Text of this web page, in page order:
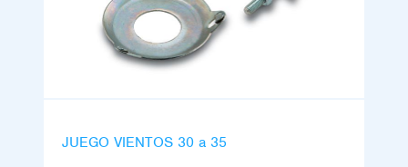
JUEGO VIENTOS 30 a 35